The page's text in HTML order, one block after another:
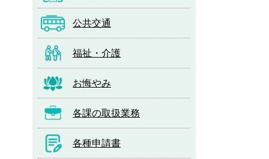
公共交通
福祉・介護
お悔やみ
各課の取扱業務
各種申請書